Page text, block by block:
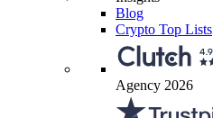
Blog
Crypto Top Lists
Agency 2026